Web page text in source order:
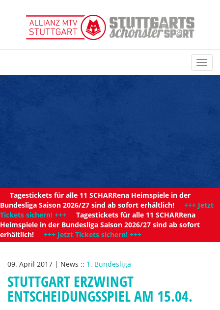
11
Tagestickets für alle 11 SCHARRena Heimspiele in der
Bundesliga Saison 2026/27 sind ab sofort erhältlich! +++ Jetzt
Tickets sichern! +++ Tagestickets für alle 11 SCHARRena
Heimspiele in der Bundesliga Saison 2026/27 sind ab sofort
erhältlich! +++ Jetzt Tickets sichern! +++
09. April 2017 | News :: 1. Bundesliga
STUTTGART ERZWINGT
ENTSCHEIDUNGSSPIEL AM 15.04.